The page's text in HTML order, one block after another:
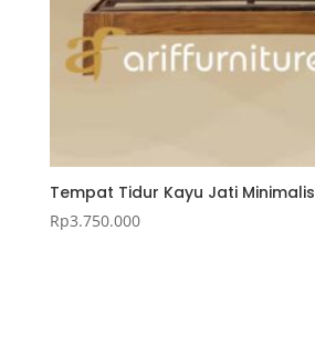
Tempat Tidur Kayu Jati Minimalis
Rp3.750.000